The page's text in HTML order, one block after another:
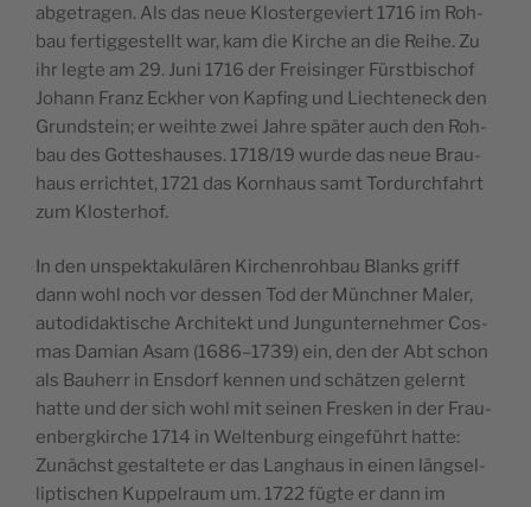
abge­tra­gen. Als das neue Klos­ter­ge­viert 1716 im Roh­
bau fer­tig­ge­stellt war, kam die Kir­che an die Rei­he. Zu
ihr leg­te am 29. Juni 1716 der Frei­sin­ger Fürst­bi­schof
Johann Franz Eck­her von Kap­fing und Liech­ten­eck den
Grund­stein; er weih­te zwei Jah­re spä­ter auch den Roh­
bau des Got­tes­hau­ses. 1718/19 wur­de das neue Brau­
haus errich­tet, 1721 das Korn­haus samt Tor­durch­fahrt
zum Klosterhof.
In den unspek­ta­ku­lä­ren Kir­chen­roh­bau Blanks griff
dann wohl noch vor des­sen Tod der Münch­ner Maler,
auto­di­dak­ti­sche Archi­tekt und Jung­un­ter­neh­mer Cos­
mas Dami­an Asam (1686–1739) ein, den der Abt schon
als Bau­herr in Ens­dorf ken­nen und schät­zen gelernt
hat­te und der sich wohl mit sei­nen Fres­ken in der Frau­
en­berg­kir­che 1714 in Wel­ten­burg ein­ge­führt hat­te:
Zunächst gestal­te­te er das Lang­haus in einen längs­el­
lip­ti­schen Kup­pel­raum um. 1722 füg­te er dann im